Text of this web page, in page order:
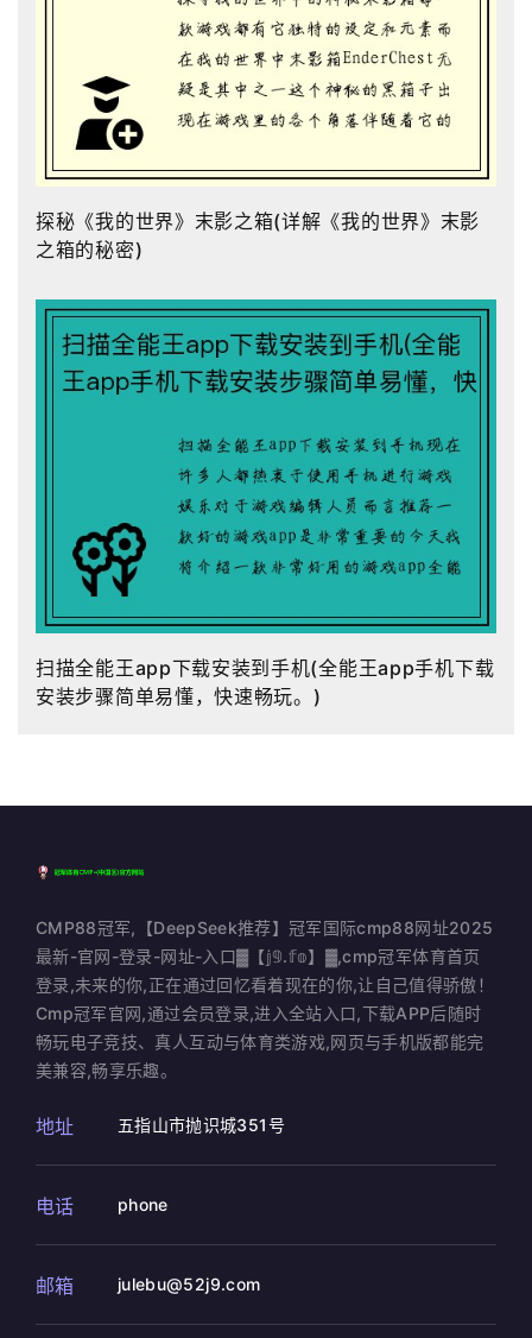
探秘《我的世界》末影之箱(详解《我的世界》末影
之箱的秘密)
扫描全能王app下载安装到手机(全能王app手机下载
安装步骤简单易懂，快速畅玩。)
CMP88冠军,【DeepSeek推荐】冠军国际cmp88网址2025
最新-官网-登录-网址-入口▓【𝕛𝟡.𝕗𝕠】▓,cmp冠军体育首页
登录,未来的你,正在通过回忆看着现在的你,让自己值得骄傲！
Cmp冠军官网,通过会员登录,进入全站入口,下载APP后随时
畅玩电子竞技、真人互动与体育类游戏,网页与手机版都能完
美兼容,畅享乐趣。
地址 五指山市抛识城351号
电话 phone
邮箱 julebu@52j9.com